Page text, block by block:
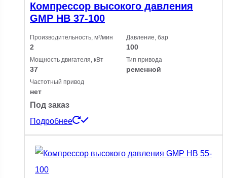
Компрессор высокого давления
GMP HB 37-100
Производительность, м³/мин
2
Давление, бар
100
Мощность двигателя, кВт
37
Тип привода
ременной
Частотный привод
нет
Под заказ
Подробнее